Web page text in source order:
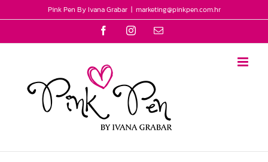
to
Pink Pen By Ivana Grabar | marketing@pinkpen.com.hr
FacebookInstagramEmail